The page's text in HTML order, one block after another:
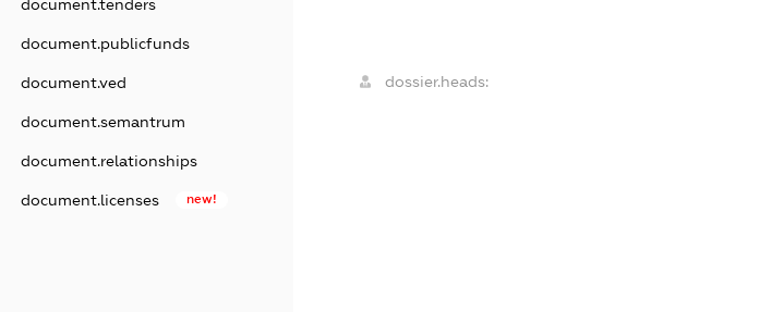
document.tenders
document.publicfunds
document.ved
document.semantrum
document.relationships
document.licenses new!
dossier.heads: